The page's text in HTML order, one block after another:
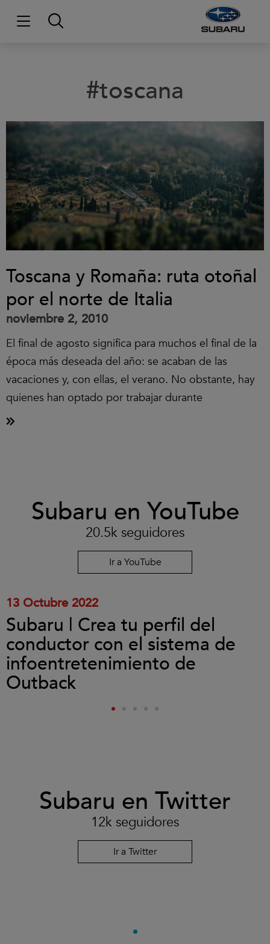
#toscana
Toscana y Romaña: ruta otoñal
por el norte de Italia
noviembre 2, 2010
El final de agosto significa para muchos el final de la
época más deseada del año: se acaban de las
vacaciones y, con ellas, el verano. No obstante, hay
quienes han optado por trabajar durante
Subaru en YouTube
20.5k seguidores
Ir a YouTube
aceptar
13 Octubre 2022
Subaru | Crea tu perfil del
conductor con el sistema de
infoentretenimiento de
Outback
Subaru en Twitter
12k seguidores
Ir a Twitter